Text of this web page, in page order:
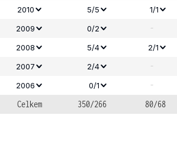
2010
5/5 1/1
2009
0/2 -
2008
5/4 2/1
2007
2/4 -
2006
0/1 -
Celkem 350/266 80/68